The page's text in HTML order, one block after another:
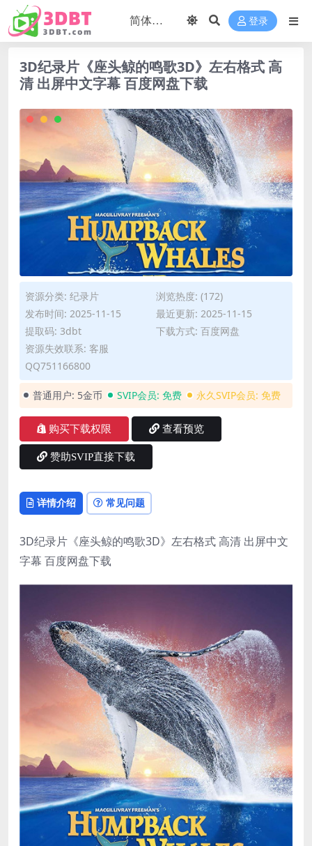
登录
3D纪录片《座头鲸的鸣歌3D》左右格式 高
清 出屏中文字幕 百度网盘下载
资源分类: 纪录片
浏览热度: (172)
发布时间: 2025-11-15
最近更新: 2025-11-15
提取码: 3dbt
下载方式: 百度网盘
资源失效联系: 客服
QQ751166800
普通用户: 5金币 SVIP会员: 免费 永久SVIP会员: 免费
购买下载权限 查看预览
赞助SVIP直接下载
详情介绍 常见问题
3D纪录片《座头鲸的鸣歌3D》左右格式 高清 出屏中文
字幕 百度网盘下载